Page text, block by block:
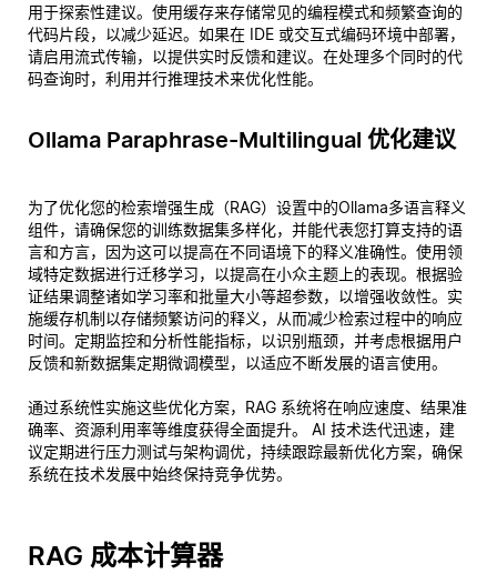
用于探索性建议。使用缓存来存储常见的编程模式和频繁查询的
代码片段，以减少延迟。如果在 IDE 或交互式编码环境中部署，
请启用流式传输，以提供实时反馈和建议。在处理多个同时的代
码查询时，利用并行推理技术来优化性能。
Ollama Paraphrase-Multilingual 优化建议
为了优化您的检索增强生成（RAG）设置中的Ollama多语言释义
组件，请确保您的训练数据集多样化，并能代表您打算支持的语
言和方言，因为这可以提高在不同语境下的释义准确性。使用领
域特定数据进行迁移学习，以提高在小众主题上的表现。根据验
证结果调整诸如学习率和批量大小等超参数，以增强收敛性。实
施缓存机制以存储频繁访问的释义，从而减少检索过程中的响应
时间。定期监控和分析性能指标，以识别瓶颈，并考虑根据用户
反馈和新数据集定期微调模型，以适应不断发展的语言使用。
通过系统性实施这些优化方案，RAG 系统将在响应速度、结果准
确率、资源利用率等维度获得全面提升。 AI 技术迭代迅速，建
议定期进行压力测试与架构调优，持续跟踪最新优化方案，确保
系统在技术发展中始终保持竞争优势。
RAG 成本计算器